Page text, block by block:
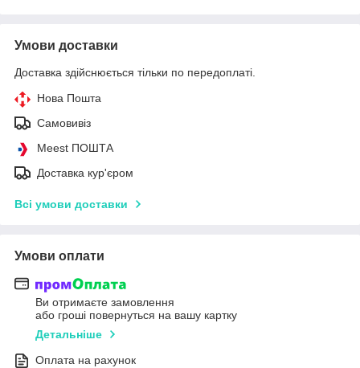
Умови доставки
Доставка здійснюється тільки по передоплаті.
Нова Пошта
Самовивіз
Meest ПОШТА
Доставка кур'єром
Всі умови доставки
Умови оплати
Ви отримаєте замовлення
або гроші повернуться на вашу картку
Детальніше
Оплата на рахунок